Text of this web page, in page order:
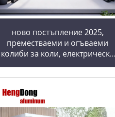
ново постъпление 2025,
преместваеми и огъваеми
колиби за коли, електрически
стая, стъклен дом, умни